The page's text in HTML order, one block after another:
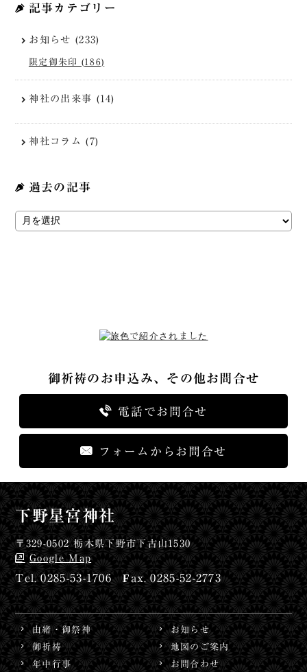
記事カテゴリー
お知らせ (233)
限定御朱印 (186)
神社の出来事 (14)
神社コラム (7)
過去の記事
御祈祷のお申込み、その他お問合せ
電話でお問合せ
フォームからお問合せ
下野星宮神社
〒329-0502 栃木県下野市下古山1530
Google Map
0285-53-1706 0285-52-2773
由緒・御祭神
御祈祷
年中行事
お知らせ
地図のご案内
お問合わせ